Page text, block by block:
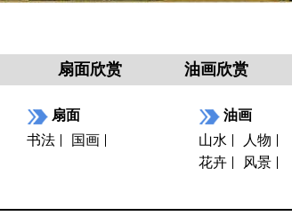
扇面欣赏 油画欣赏
扇面
书法
国画
油画
山水
人物
花卉
风景